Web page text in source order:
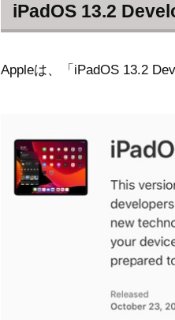
iPadOS 13.2
Appleは、「iPadOS 13.2